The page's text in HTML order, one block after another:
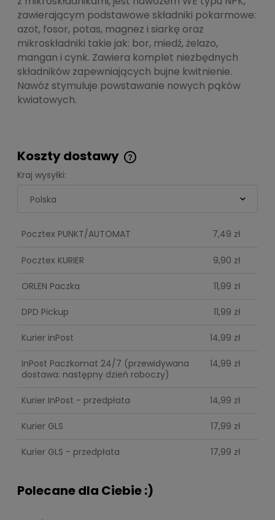
zawierającym podstawowe składniki pokarmowe:
azot, fosor, potas, magnez i siarkę oraz
mikroskładniki takie jak: bor, miedź, żelazo,
mangan i cynk. Zawiera komplet niezbędnych
składników zapewniających bujne kwitnienie.
Nawóz stymuluje powstawanie nowych pąków
kwiatowych.
Koszty dostawy
płatności
Kraj wysyłki:
Pocztex PUNKT/AUTOMAT 7,49 zł
Pocztex KURIER 9,90 zł
ORLEN Paczka 11,99 zł
DPD Pickup 11,99 zł
Kurier inPost 14,99 zł
InPost Paczkomat 24/7 (przewidywana
dostawa: następny dzień roboczy)
14,99 zł
Kurier InPost - przedpłata 14,99 zł
Kurier GLS 17,99 zł
Kurier GLS - przedpłata 17,99 zł
Polecane dla Ciebie :)